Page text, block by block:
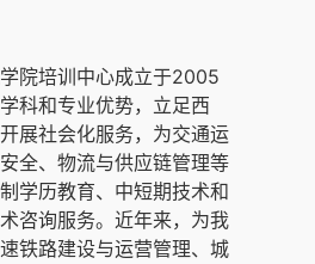
培训中心成立于2005
科和专业优势，立足西
展社会化服务，为交通运
全、物流与供应链管理等
学历教育、中短期技术和
咨询服务。近年来，为我
铁路建设与运营管理、城